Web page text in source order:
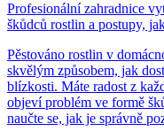
Profesionální zahradnice
škůdců rostlin a postupy,
Pěstováno rostlin v
skvělým způsobem, jak
blízkosti. Máte radost z
objeví problém ve formě
naučte se, jak je správně